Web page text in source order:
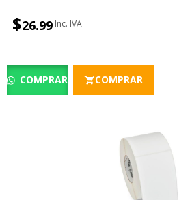
$26.99
COMPRAR COMPRAR